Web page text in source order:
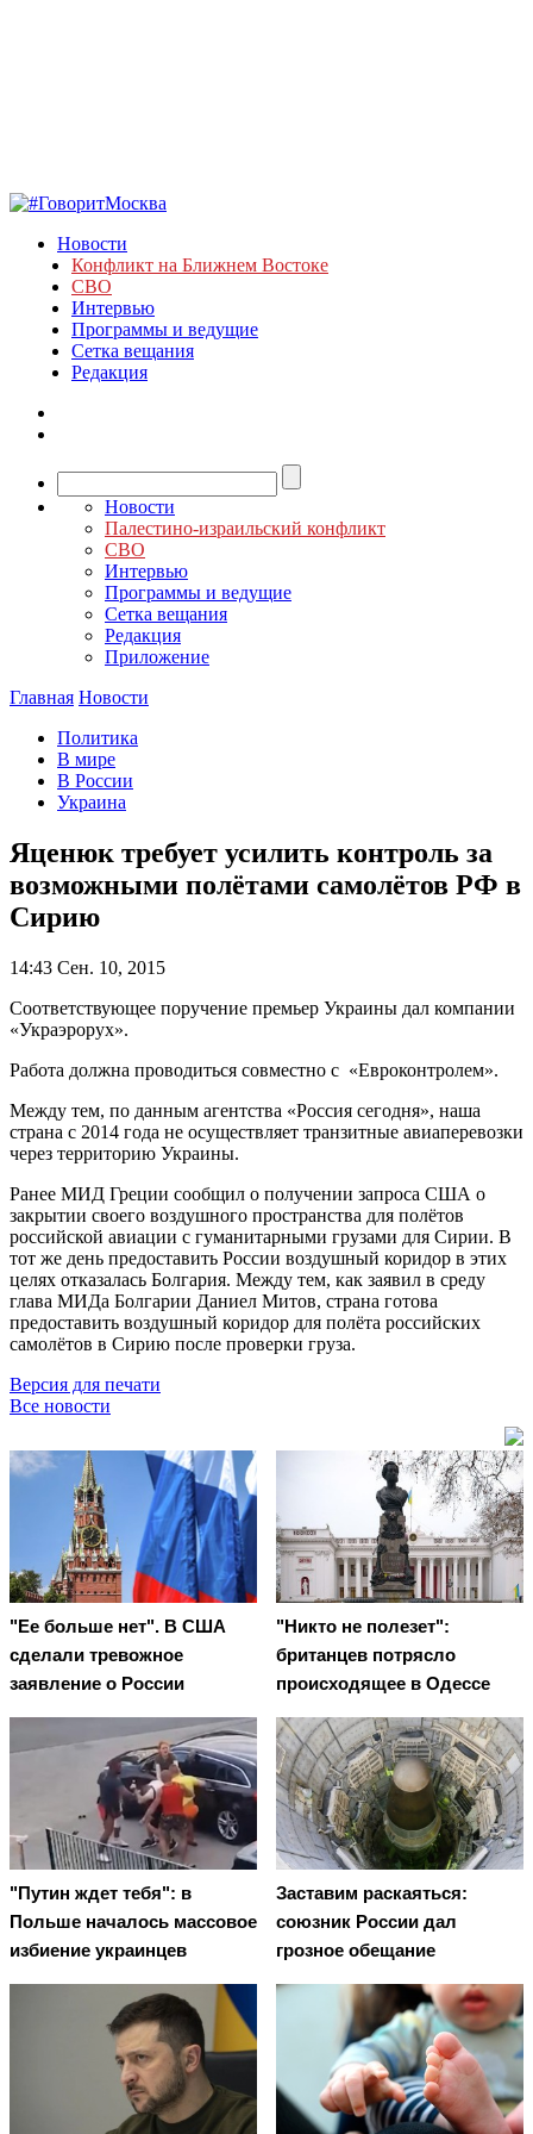
Новости
Конфликт на Ближнем Востоке
СВО
Интервью
Программы и ведущие
Сетка вещания
Редакция
Новости
Палестино-израильский конфликт
СВО
Интервью
Программы и ведущие
Сетка вещания
Редакция
Приложение
Главная Новости
Политика
В мире
В России
Украина
Яценюк требует усилить контроль за
возможными полётами самолётов РФ в
Сирию
14:43 Сен. 10, 2015
Соответствующее поручение премьер Украины дал компании
«Украэрорух».
Работа должна проводиться совместно с «Евроконтролем».
Между тем, по данным агентства «Россия сегодня», наша
страна с 2014 года не осуществляет транзитные авиаперевозки
через территорию Украины.
Ранее МИД Греции сообщил о получении запроса США о
закрытии своего воздушного пространства для полётов
российской авиации с гуманитарными грузами для Сирии. В
тот же день предоставить России воздушный коридор в этих
целях отказалась Болгария. Между тем, как заявил в среду
глава МИДа Болгарии Даниел Митов, страна готова
предоставить воздушный коридор для полёта российских
самолётов в Сирию после проверки груза.
Версия для печати
Все новости
"Ее больше нет". В США
сделали тревожное
заявление о России
"Никто не полезет":
британцев потрясло
происходящее в Одессе
"Путин ждет тебя": в
Польше началось массовое
избиение украинцев
Заставим раскаяться:
союзник России дал
грозное обещание